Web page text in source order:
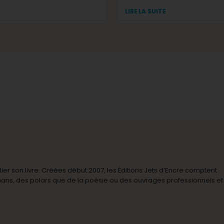
LIRE LA SUITE
son livre. Créées début 2007, les Éditions Jets d’Encre comptent
des polars que de la poésie ou des ouvrages professionnels et